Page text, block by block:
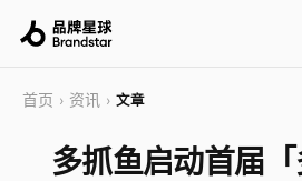
首页 › 资讯 › 文章
多抓鱼启动首届